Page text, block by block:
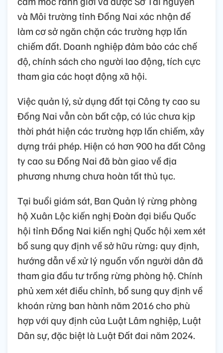
và Môi trường tỉnh Đồng Nai xác nhận để
làm cơ sở ngăn chặn các trường hợp lấn
chiếm đất. Doanh nghiệp đảm bảo các chế
độ, chính sách cho người lao động, tích cực
tham gia các hoạt động xã hội.
Việc quản lý, sử dụng đất tại Công ty cao su
Đồng Nai vẫn còn bất cập, có lúc chưa kịp
thời phát hiện các trường hợp lấn chiếm, xây
dựng trái phép. Hiện có hơn 900 ha đất Công
ty cao su Đồng Nai đã bàn giao về địa
phương nhưng chưa hoàn tất thủ tục.
Tại buổi giám sát, Ban Quản lý rừng phòng
hộ Xuân Lộc kiến nghị Đoàn đại biểu Quốc
hội tỉnh Đồng Nai kiến nghị Quốc hội xem xét
bổ sung quy định về sở hữu rừng; quy định,
hướng dẫn về xử lý nguồn vốn người dân đã
tham gia đầu tư trồng rừng phòng hộ. Chính
phủ xem xét điều chỉnh, bổ sung quy định về
khoán rừng ban hành năm 2016 cho phù
hợp với quy định của Luật Lâm nghiệp, Luật
Dân sự, đặc biệt là Luật Đất đai năm 2024.